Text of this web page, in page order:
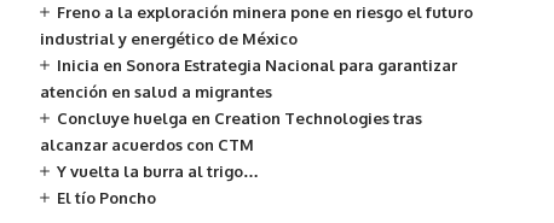
Freno a la exploración minera pone en riesgo el futuro
industrial y energético de México
Inicia en Sonora Estrategia Nacional para garantizar
atención en salud a migrantes
Concluye huelga en Creation Technologies tras
alcanzar acuerdos con CTM
Y vuelta la burra al trigo…
El tío Poncho